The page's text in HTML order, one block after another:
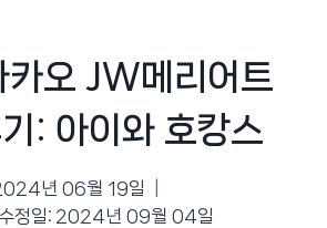
오 JW메리어트
: 아이와 호캉스
년 06월 19일
정일: 2024년 09월 04일